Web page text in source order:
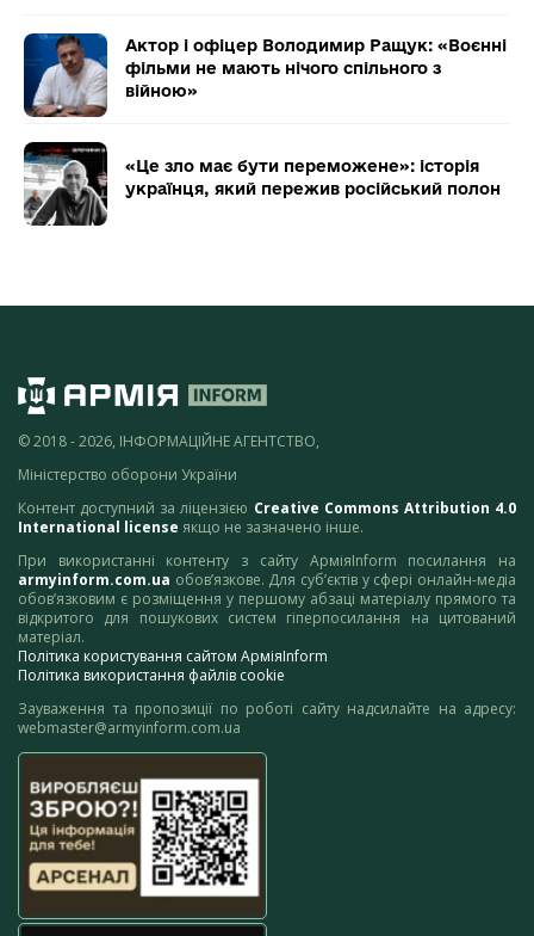
Актор і офіцер Володимир Ращук: «Воєнні
фільми не мають нічого спільного з
війною»
«Це зло має бути переможене»: історія
українця, який пережив російський полон
© 2018 - 2026, ІНФОРМАЦІЙНЕ АГЕНТСТВО,
Міністерство оборони України
Контент доступний за ліцензією Creative Commons Attribution 4.0
International license якщо не зазначено інше.
При використанні контенту з сайту АрміяInform посилання на
armyinform.com.ua обов’язкове. Для суб’єктів у сфері онлайн-медіа
обов’язковим є розміщення у першому абзаці матеріалу прямого та
відкритого для пошукових систем гіперпосилання на цитований
матеріал.
Політика користування сайтом АрміяInform
Політика використання файлів cookie
Зауваження та пропозиції по роботі сайту надсилайте на адресу:
webmaster@armyinform.com.ua